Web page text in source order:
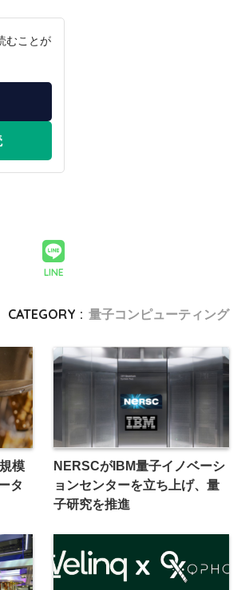
むことが
LINE
CATEGORY : 量子コンピューティング
模
タ
NERSCがIBM量子イノベーシ
ョンセンターを立ち上げ、量
子研究を推進